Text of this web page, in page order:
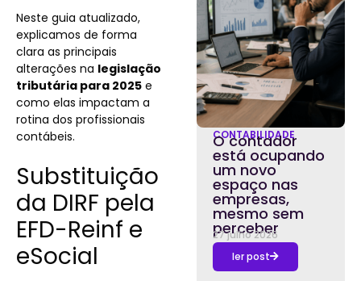
Neste guia atualizado,
explicamos de forma
clara as principais
alterações na legislação
tributária para 2025 e
como elas impactam a
rotina dos profissionais
contábeis.
Substituição
da DIRF pela
EFD-Reinf e
eSocial
CONTABILIDADE
O contador
está ocupando
um novo
espaço nas
empresas,
mesmo sem
perceber
27 julho 2026
ler post